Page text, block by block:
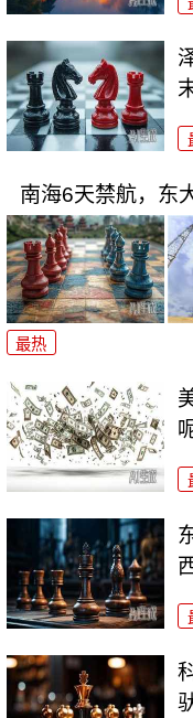
南海6天禁航，东
最热